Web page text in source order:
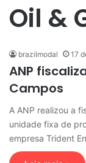
Oil &
brazilmodal 17
ANP
Campos
A ANP realizou a
unidade fixa de
empresa Trident